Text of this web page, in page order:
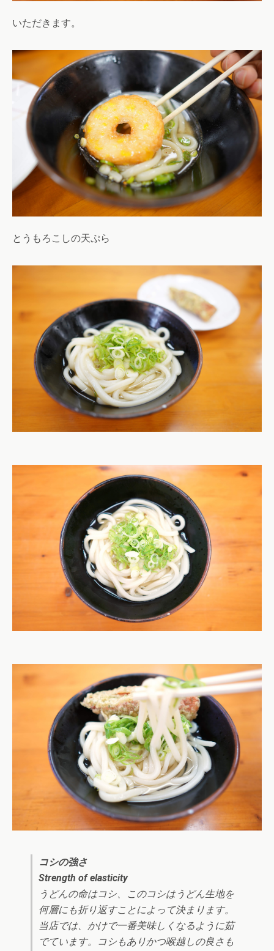
いただきます。
とうもろこしの天ぷら
コシの強さ
Strength of elasticity
うどんの命はコシ、このコシはうどん生地を
何層にも折り返すことによって決まります。
当店では、かけで一番美味しくなるように茹
でています。コシもありかつ喉越しの良さも